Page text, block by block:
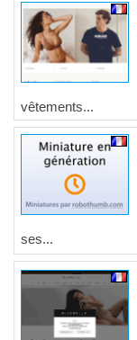
vêtements...
ses...